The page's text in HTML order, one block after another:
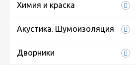
Химия и краска
Акустика. Шумоизоляция
Дворники